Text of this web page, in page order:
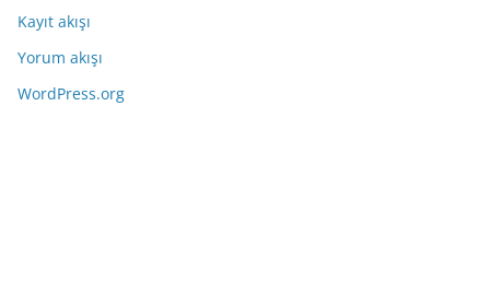
Kayıt akışı
Yorum akışı
WordPress.org